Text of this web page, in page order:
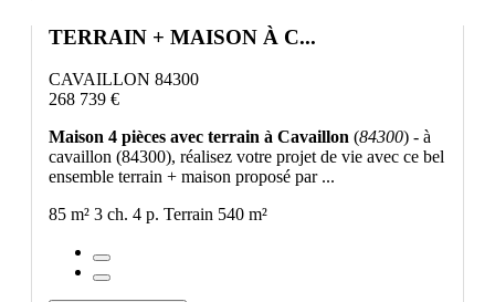
TERRAIN + MAISON À C...
CAVAILLON 84300
268 739 €
Maison 4 pièces avec terrain à Cavaillon (84300) - à
cavaillon (84300), réalisez votre projet de vie avec ce bel
ensemble terrain + maison proposé par ...
85 m² 3 ch. 4 p. Terrain 540 m²